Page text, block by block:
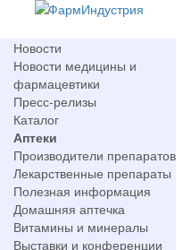
Новости
Новости медицины и
фармацевтики
Пресс-релизы
Каталог
Аптеки
Производители препаратов
Лекарственные препараты
Полезная информация
Домашняя аптечка
Витамины и минералы
Выставки и конференции